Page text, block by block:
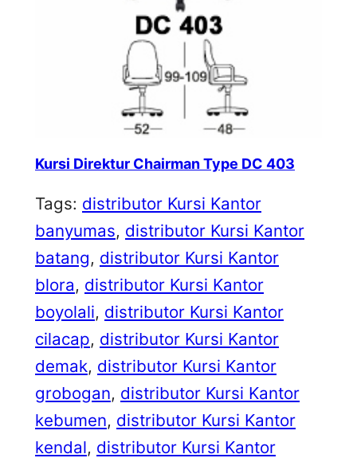
Kursi Direktur Chairman Type DC 403
Tags: distributor Kursi Kantor
banyumas, distributor Kursi Kantor
batang, distributor Kursi Kantor
blora, distributor Kursi Kantor
boyolali, distributor Kursi Kantor
cilacap, distributor Kursi Kantor
demak, distributor Kursi Kantor
grobogan, distributor Kursi Kantor
kebumen, distributor Kursi Kantor
kendal, distributor Kursi Kantor